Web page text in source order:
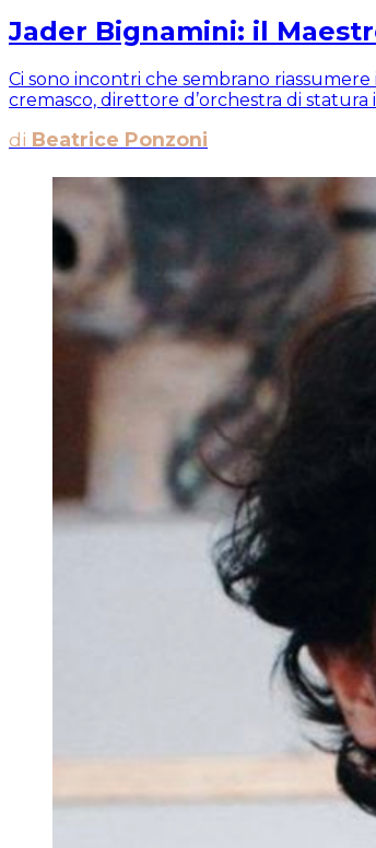
Jader Bignamini: il
Ci sono incontri che sembrano
cremasco, direttore d’orchestra di
di Beatrice Ponzoni